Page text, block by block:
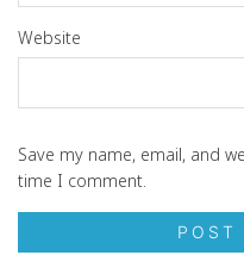
Website
Save my name, email, and
time I comment.